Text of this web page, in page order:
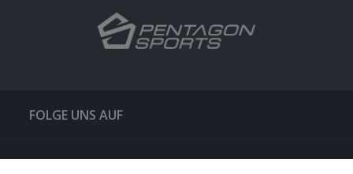
FOLGE UNS AUF
QUICKLINKS & TIPPS